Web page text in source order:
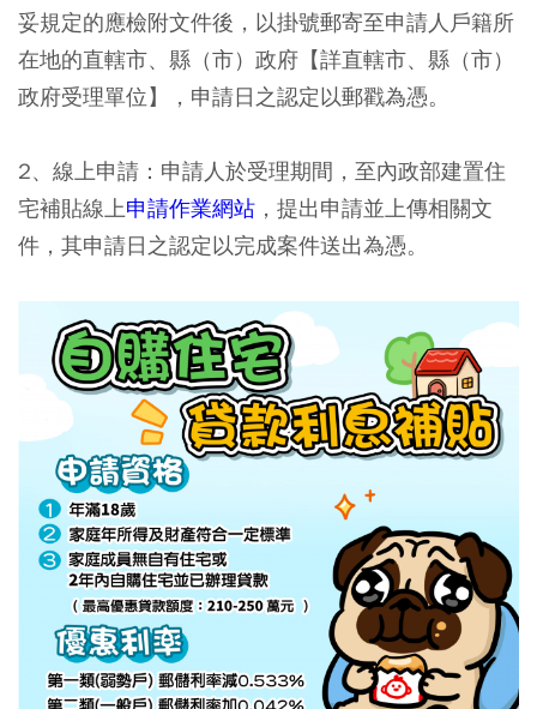
妥規定的應檢附文件後，以掛號郵寄至申請人戶籍所
在地的直轄市、縣（市）政府【詳直轄市、縣（市）
政府受理單位】，申請日之認定以郵戳為憑。
2、線上申請： 申請人於受理期間，至內政部建置住
宅補貼線上申請作業網站 ，提出申請並上傳相關文
件，其申請日之認定以完成案件送出為憑。